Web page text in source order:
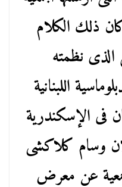
كان ذلك الكلام
الذى نظمته
اللبنانية
فى الإسكندرية
وسام كلاكشى
عن معرض